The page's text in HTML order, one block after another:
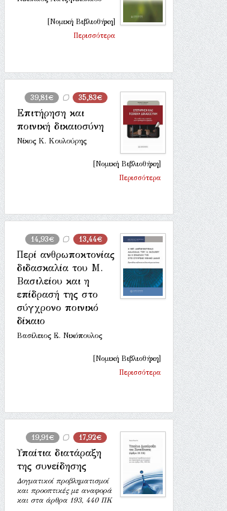
[Νομική Βιβλιοθήκη]
Περισσότερα
39,81€ 35,83€
Επιτήρηση και
ποινική δικαιοσύνη
Νίκος Κ. Κουλούρης
[Νομική Βιβλιοθήκη]
Περισσότερα
14,93€ 13,44€
Περί ανθρωποκτονίας
διδασκαλία του Μ.
Βασιλείου και η
επίδρασή της στο
σύγχρονο ποινικό
δίκαιο
Βασίλειος Ε. Νικόπουλος
[Νομική Βιβλιοθήκη]
Περισσότερα
19,91€ 17,92€
Υπαίτια διατάραξη
της συνείδησης
Δογματικοί προβληματισμοί
και προοπτικές με αναφορά
και στα άρθρα 193, 440 ΠΚ